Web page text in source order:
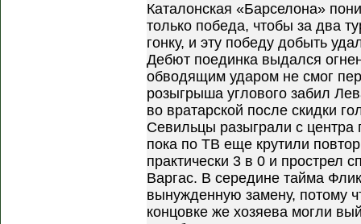
Каталонская «Барселона»
только победа, чтобы за два
гонку, и эту победу добыть
Дебют поединка выдался
обводящим ударом не смог
розыгрыша углового забил
во вратарской после скидки
Севильцы разыграли с центра
пока по ТВ еще крутили
практически 3 в 0 и прострел
Варгас. В середине тайма
вынужденную замену, потому
концовке же хозяева могли